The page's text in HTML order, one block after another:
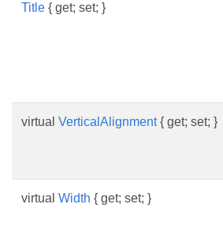
Title { get; set; }
virtual VerticalAlignment{ get; set; }
virtual Width { get; set; }